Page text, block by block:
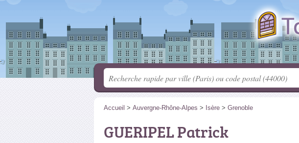
Accueil > Auvergne-Rhône-Alpes > Isère > Grenoble
GUERIPEL Patrick